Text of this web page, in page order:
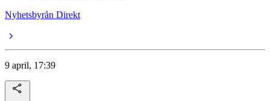
Nyhetsbyrån Direkt
9 april, 17:39